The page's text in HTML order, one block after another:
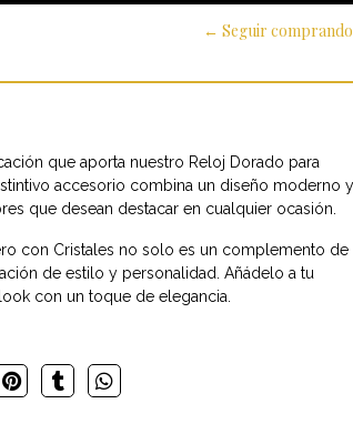
← Seguir comprando
que aporta nuestro Reloj Dorado para
accesorio combina un diseño moderno y
que desean destacar en cualquier ocasión.
con Cristales no solo es un complemento de
de estilo y personalidad. Añádelo a tu
con un toque de elegancia.